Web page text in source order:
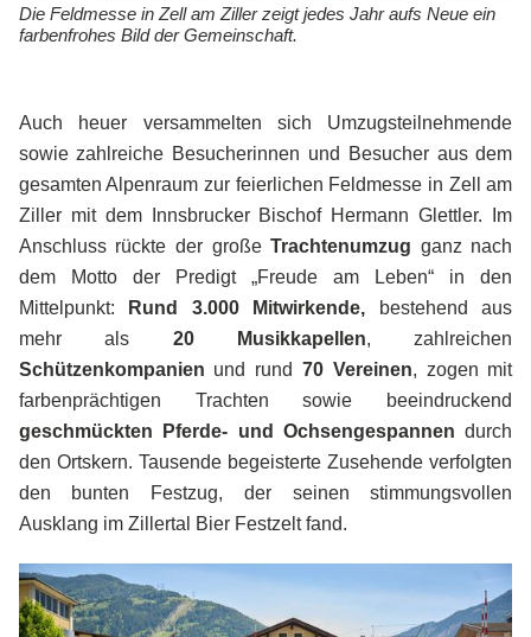
Videos
Gauder Fest 2024
Gauder Fest 2023
Gauder Fest 2022
Gauder Fest 2019
Gauder Fest 2018
Gauder Fest 2017
Gauder Fest 2016
Gauder Fest Geschichte
NEWS
KONTAKT
JOBS
Die Feldmesse in Zell am Ziller zeigt jedes Jahr aufs Neue ein
farbenfrohes Bild der Gemeinschaft.
Auch heuer versammelten sich Umzugsteilnehmende
sowie zahlreiche Besucherinnen und Besucher aus dem
gesamten Alpenraum zur feierlichen Feldmesse in Zell am
Ziller mit dem Innsbrucker Bischof Hermann Glettler. Im
Anschluss rückte der großeTrachtenumzug ganz nach
dem Motto der Predigt „Freude am Leben“ in den
Mittelpunkt:
Rund 3.000 Mitwirkende, bestehend aus
mehr als 20 Musikkapellen, zahlreichen
Schützenkompanien und rund 70 Vereinen, zogen mit
farbenprächtigen Trachten sowie beeindruckend
geschmückten Pferde- und Ochsengespannen durch
den Ortskern. Tausende begeisterte Zusehende verfolgten
den bunten Festzug, der seinen stimmungsvollen
Ausklang im Zillertal Bier Festzelt fand.